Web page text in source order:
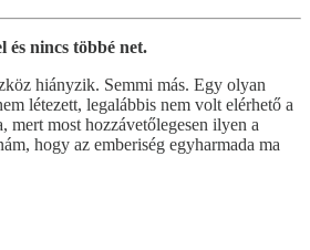
és nincs többé net.
hiányzik. Semmi más. Egy olyan
létezett, legalábbis nem volt elérhető a
mert most hozzávetőlegesen ilyen a
hogy az emberiség egyharmada ma